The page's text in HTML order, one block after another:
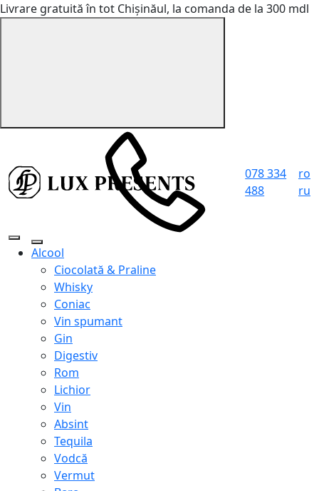
Livrare gratuită în tot Chișinăul, la comanda de la 300 mdl
078 334
488
ro
ru
Alcool
Ciocolată & Praline
Whisky
Coniac
Vin spumant
Gin
Digestiv
Rom
Lichior
Vin
Absint
Tequila
Vodcă
Vermut